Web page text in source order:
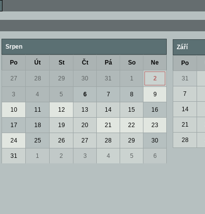
Srpen
Po Út St Čt Pá So Ne
27 28 29 30 31 1 2
3 4 5 6 7 8 9
10 11 12 13 14 15 16
17 18 19 20 21 22 23
24 25 26 27 28 29 30
31 1 2 3 4 5 6
Září
Po
31
7
14
21
28